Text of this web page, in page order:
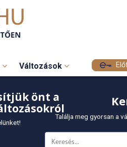
Változások
önt a
Találja meg gyorsan a